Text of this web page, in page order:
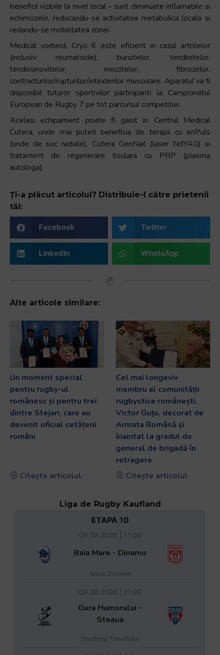
beneficii vizibile la nivel local – sunt diminuate inflamatiile si
echimozele, reducandu-se activitatea metabolica locala si
redandu-se mobilitatea zonei.
Medical vorbind, Cryo 6 este eficient in cazul artritelor
(inclusiv reumatoide), bursitelor, tendinitelor,
tendosinovitelor, miozitelor, fibrozelor,
contracturilor/rupturilor/intinderilor musculare. Aparatul va fi
disponibil tuturor sportivilor participanti la Campionatul
European de Rugby 7 pe tot parcursul competitiei.
Acelasi echipament poate fi gasit in Centrul Medical
Cutera, unde mai puteti beneficia de terapii cu enPuls
(unde de soc radiale), Cutera GenNail (laser NdYAG) si
tratament de regenerare tisulara cu PRP (plasma
autologa).
Ți-a plăcut articolul? Distribuie-l către prietenii
tăi:
Facebook Twitter
LinkedIn WhatsApp
Alte articole similare:
Un moment special
pentru rugby-ul
românesc și pentru trei
dintre Stejari, care au
devenit oficial cetățeni
români
Citește articolul
Cel mai longeviv
membru al comunității
rugbystice românești,
Victor Guțu, decorat de
Armata Română și
înaintat la gradul de
general de brigadă în
retragere
Citește articolul
Liga de Rugby Kaufland
ETAPA 10
08.08.2026 | 11:00
Baia Mare - Dinamo
Arena Zimbrilor
08.08.2026 | 11:00
Gura Humorului -
Steaua
Stadionul Tineretului